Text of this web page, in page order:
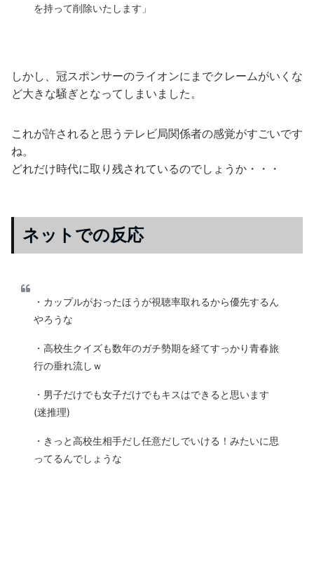
を持って削除いたします」
しかし、冠スポンサーのライオンにまでクレームがいくな
ど大きな騒ぎとなってしまいました。
これが許されると思うテレビ局関係者の感覚がすごいです
ね。
どれだけ時代に取り残されているのでしょうか・・・
ネットでの反応
・カップルがおったほうが視聴率取れるから優先するん
やろうな
・高校生クイズも数年のガチ勢期を経てすっかり青春旅
行の垂れ流しｗ
・男子だけでも女子だけでもキスはできると思います
(迷推理)
・きっと高校生相手だし任意だしでいける！みたいに思
ってるんでしょうな